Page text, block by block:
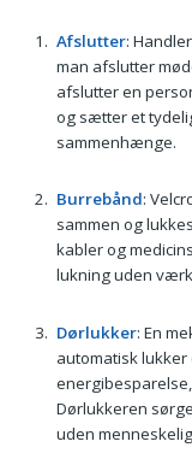
Afslutter:
man afslutter
afslutter en
og sætter et
sammenhænge.
Burrebånd:
sammen og
kabler og
lukning uden
Dørlukker: En
automatisk
Dørlukkeren
uden